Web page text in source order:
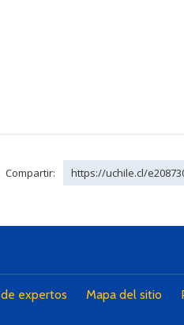
Compartir: https://uchile.cl/
expertos Mapa del sitio